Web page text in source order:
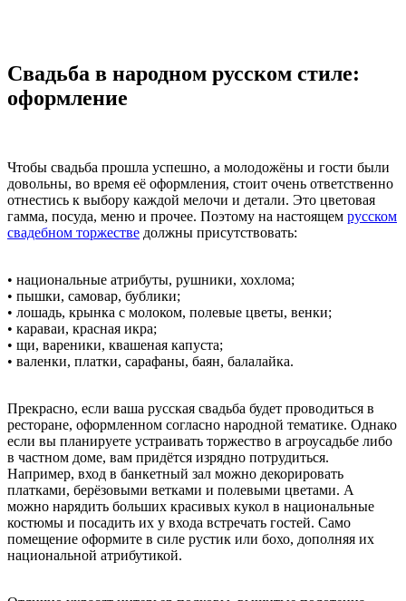
Свадьба в народном русском стиле:
оформление
Чтобы свадьба прошла успешно, а молодожёны и гости были
довольны, во время её оформления, стоит очень ответственно
отнестись к выбору каждой мелочи и детали. Это цветовая
гамма, посуда, меню и прочее. Поэтому на настоящем русском
свадебном торжестве должны присутствовать:
• национальные атрибуты, рушники, хохлома;
• пышки, самовар, бублики;
• лошадь, крынка с молоком, полевые цветы, венки;
• караваи, красная икра;
• щи, вареники, квашеная капуста;
• валенки, платки, сарафаны, баян, балалайка.
Прекрасно, если ваша русская свадьба будет проводиться в
ресторане, оформленном согласно народной тематике. Однако
если вы планируете устраивать торжество в агроусадьбе либо
в частном доме, вам придётся изрядно потрудиться.
Например, вход в банкетный зал можно декорировать
платками, берёзовыми ветками и полевыми цветами. А
можно нарядить больших красивых кукол в национальные
костюмы и посадить их у входа встречать гостей. Само
помещение оформите в силе рустик или бохо, дополняя их
национальной атрибутикой.